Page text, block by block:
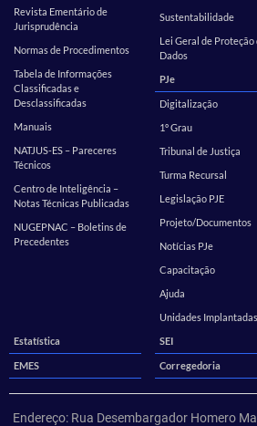
Revista Ementário de
Jurisprudência
Normas de Procedimentos
Tabela de Informações
Classificadas e
Desclassificadas
Manuais
NATJUS-ES – Pareceres
Técnicos
Centro de Inteligência –
Notas Técnicas Publicadas
NUGEPNAC – Boletins de
Precedentes
Sustentabilidade
Lei Geral de Proteção
Dados
PJe
Digitalização
1º Grau
Tribunal de Justiça
Turma Recursal
Legislação PJE
Projeto/Documentos
Notícias PJe
Capacitação
Ajuda
Unidades Implantadas
Estatística
SEI
EMES Corregedoria
Endereço: Rua Desembargador Homero